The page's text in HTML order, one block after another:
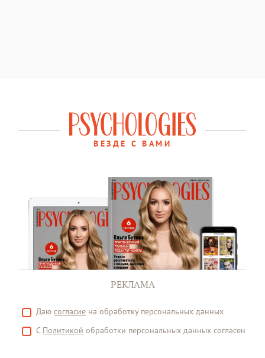
ВЕЗДЕ С ВАМИ
РЕКЛАМА
Даю согласие на обработку персональных данных
С Политикой обработки персональных данных согласен